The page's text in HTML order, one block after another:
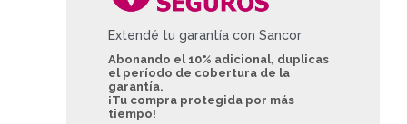
Extendé tu garantía con Sancor
Abonando el 10% adicional, duplicas
el período de cobertura de la
garantía.
¡Tu compra protegida por más
tiempo!